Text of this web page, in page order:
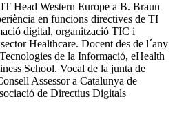
Head Western Europe a B. Braun
en funcions directives de TI
digital, organització TIC i
Healthcare. Docent des de l´any
de la Informació, eHealth
School. Vocal de la junta de
Assessor a Catalunya de
de Directius Digitals